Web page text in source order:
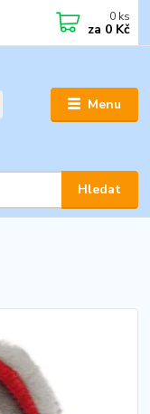
Menu
Hledat
0 ks
za 0 Kč